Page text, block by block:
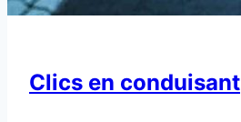
Clics en conduisant